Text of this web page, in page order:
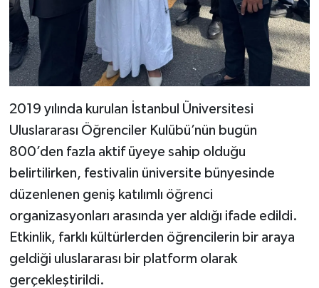
2019 yılında kurulan İstanbul Üniversitesi
Uluslararası Öğrenciler Kulübü’nün bugün
800’den fazla aktif üyeye sahip olduğu
belirtilirken, festivalin üniversite bünyesinde
düzenlenen geniş katılımlı öğrenci
organizasyonları arasında yer aldığı ifade edildi.
Etkinlik, farklı kültürlerden öğrencilerin bir araya
geldiği uluslararası bir platform olarak
gerçekleştirildi.